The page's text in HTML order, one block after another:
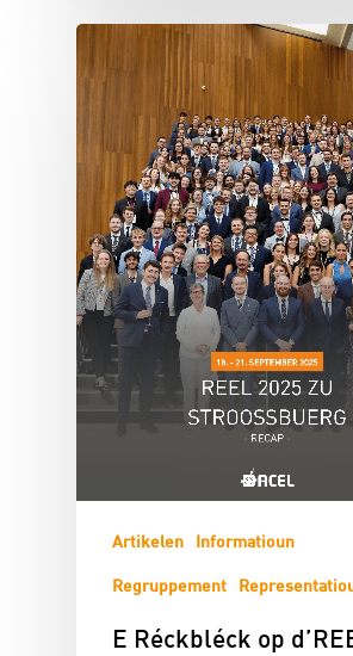
Artikelen Informatioun
Regruppement
E Réckbléck op